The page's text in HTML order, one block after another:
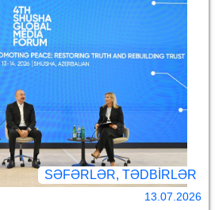
SƏFƏRLƏR, TƏDBIRLƏR
13.07.2026